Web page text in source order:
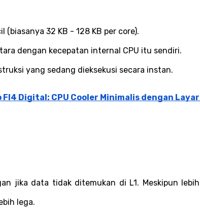
(biasanya 32 KB - 128 KB per core).
dengan kecepatan internal CPU itu sendiri.
yang sedang dieksekusi secara instan.
FI4 Digital: CPU Cooler Minimalis dengan Layar
jika data tidak ditemukan di L1. Meskipun lebih
lega.